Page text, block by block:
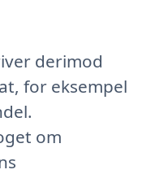
derimod
for eksempel
om